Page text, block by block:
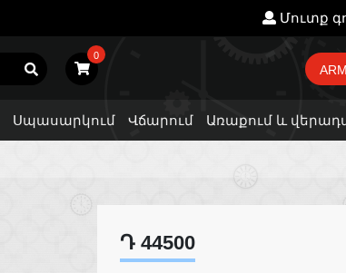
Մուտք
0
ARM
Սպասարկում Վճարում Առաքում և
Դ 44500